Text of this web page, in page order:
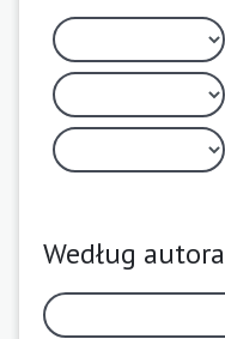
Według autora